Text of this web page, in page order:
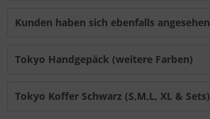
Kunden haben sich ebenfalls angesehen
Tokyo Handgepäck (weitere Farben)
Tokyo Koffer Schwarz (S,M,L, XL & Sets)